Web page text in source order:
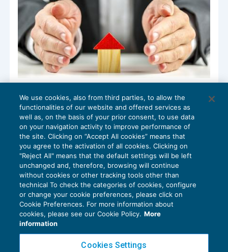
Proprietario-comodante o comodatario:
chi dichiara il canone?
IMPOSTE SUL REDDITO20/12/2016
diEnrico Ferra
Privacy Policy
Cookie Policy
We use cookies, also from third parties, to allow the
functionalities of our website and offered services as
well as, on the basis of your prior consent, to use data
on your navigation activity to improve performance of
the site. Clicking on “Accept All cookies” means that
you agree to the activation of all cookies. Clicking on
"Reject All" means that the default settings will be left
unchanged and, therefore, browsing will continue
without cookies or other tracking tools other than
technical To check the categories of cookies, configure
or change your cookie preferences, please click on
Cookie Preferences. For more information about
cookies, please see our Cookie Policy. More
information
Cookies Settings